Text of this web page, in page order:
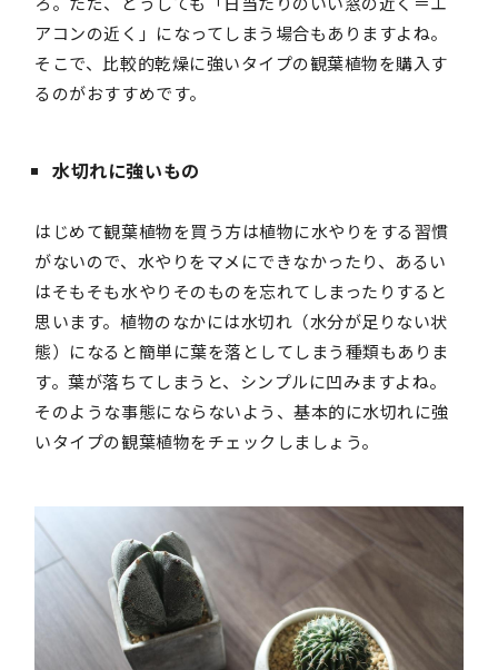
アコンの近く」になってしまう場合もありますよね。
そこで、比較的乾燥に強いタイプの観葉植物を購入す
るのがおすすめです。
水切れに強いもの
はじめて観葉植物を買う方は植物に水やりをする習慣
がないので、水やりをマメにできなかったり、あるい
はそもそも水やりそのものを忘れてしまったりすると
思います。植物のなかには水切れ（水分が足りない状
態）になると簡単に葉を落としてしまう種類もありま
す。葉が落ちてしまうと、シンプルに凹みますよね。
そのような事態にならないよう、基本的に水切れに強
いタイプの観葉植物をチェックしましょう。